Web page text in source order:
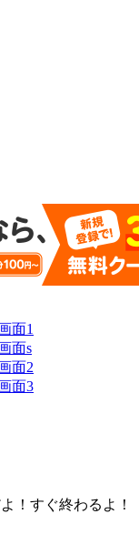
！すぐ終わるよ！